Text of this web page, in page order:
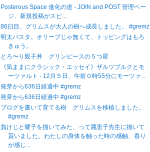
Posterous Space 進化の道 - JOIN and POST 管理ペー
ジ、新規投稿がスピ...
86日目、グリムスが大人の樹へ成長しました。 #gremz
明太パスタ。オリーブじゃ無くて、トッピングはもろ
きゅう。
とろ〜り親子丼 グリンピースの５つ星
《気ままにクラシック・エッセイ》ザルツブルクとモ
ーツァルト - 12月５日、午前０時55分にモーツァ...
発芽から636日経過中 #gremz
発芽から636日経過中 #gremz
ブログを書いて育てる樹 グリムスを移植しました。
#gremz
負けじと耀子を描いてみた、って麗恵子先生に描いて
貰いました。わたしの身体を触った時の感触、香り
が感じ...